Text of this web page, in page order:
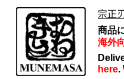
宗正
商品
海外
here.